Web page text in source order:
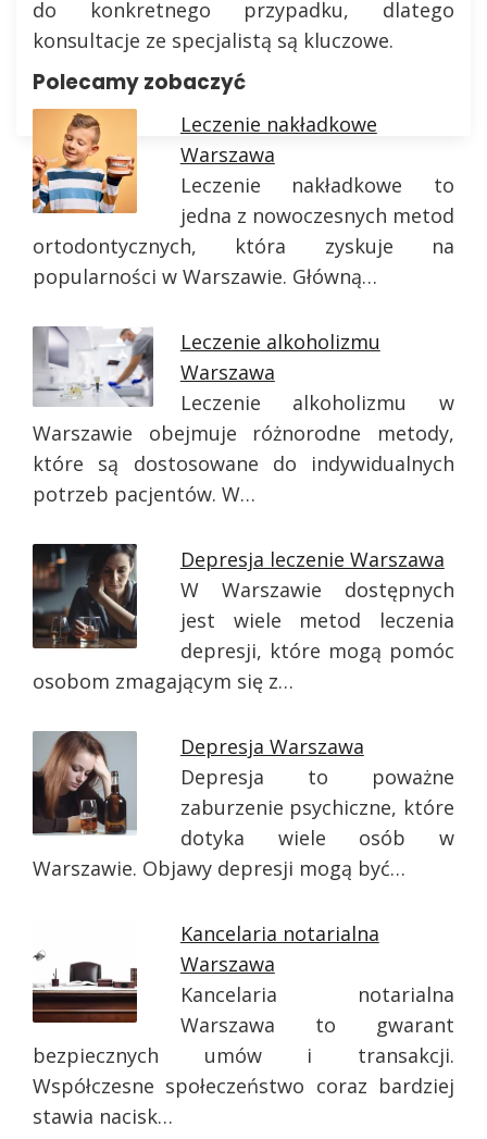
do konkretnego przypadku, dlatego
konsultacje ze specjalistą są kluczowe.
Polecamy zobaczyć
Leczenie nakładkowe
Warszawa
Leczenie nakładkowe to
jedna z nowoczesnych metod
ortodontycznych, która zyskuje na
popularności w Warszawie. Główną…
Leczenie alkoholizmu
Warszawa
Leczenie alkoholizmu w
Warszawie obejmuje różnorodne metody,
które są dostosowane do indywidualnych
potrzeb pacjentów. W…
Depresja leczenie Warszawa
W Warszawie dostępnych
jest wiele metod leczenia
depresji, które mogą pomóc
osobom zmagającym się z…
Depresja Warszawa
Depresja to poważne
zaburzenie psychiczne, które
dotyka wiele osób w
Warszawie. Objawy depresji mogą być…
Kancelaria notarialna
Warszawa
Kancelaria notarialna
Warszawa to gwarant
bezpiecznych umów i transakcji.
Współczesne społeczeństwo coraz bardziej
stawia nacisk…